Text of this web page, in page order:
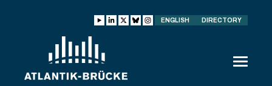
ENGLISH DIRECTORY